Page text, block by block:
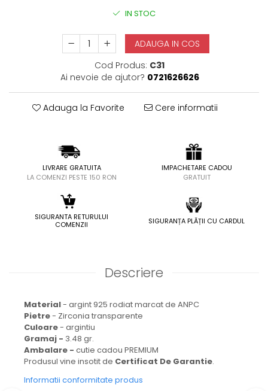
IN STOC
ADAUGA IN COS
Cod Produs: C31
Ai nevoie de ajutor? 0721626626
Adauga la Favorite Cere informatii
LIVRARE GRATUITA
LA COMENZI PESTE 150 RON
IMPACHETARE CADOU
GRATUIT
SIGURANTA RETURULUI
COMENZII
SIGURANȚA PLĂȚII CU CARDUL
Descriere
Material- argint 925 rodiat marcat de ANPC
Pietre- Zirconia transparente
Culoare- argintiu
Gramaj - 3.48 gr.
Ambalare - cutie cadou PREMIUM
Produsul vine insotit de Certificat De Garantie.
Informatii conformitate produs